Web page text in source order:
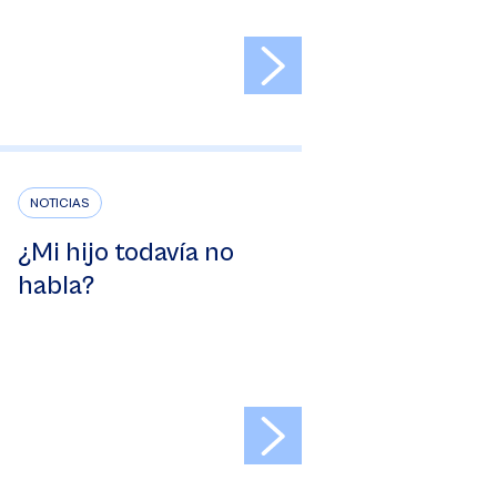
NOTICIAS
¿Mi hijo todavía no
habla?